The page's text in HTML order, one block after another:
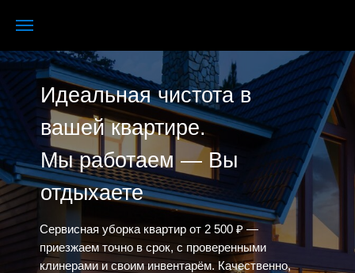
Идеальная чистота в
вашей квартире.
Мы работаем — Вы
отдыхаете
Сервисная уборка квартир от 2 500 ₽ —
приезжаем точно в срок, с проверенными
клинерами и своим инвентарём. Качественно,